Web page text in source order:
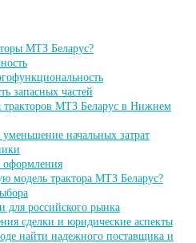
МТЗ Беларус?
запасных частей
тракторов МТЗ Беларус в Нижнем
начальных затрат
оформления
модель трактора МТЗ Беларус?
для российского рынка
сделки и юридические аспекты
найти надежного поставщика и